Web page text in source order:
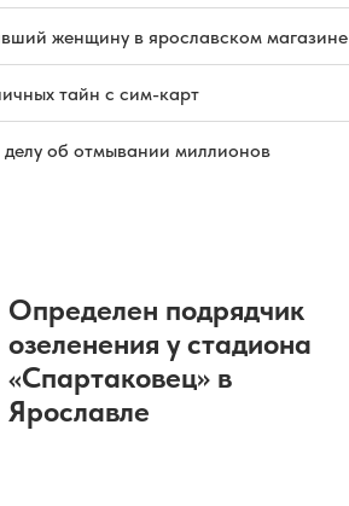
женщину в ярославском магазине
тайн с сим-карт
об отмывании миллионов
Определен подрядчик
озеленения у стадиона
«Спартаковец» в
Ярославле